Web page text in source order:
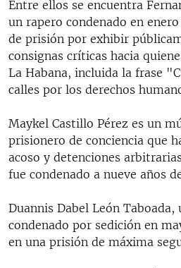
Entre ellos se encuentra
un rapero condenado en
de prisión por exhibir
consignas críticas hacia
La Habana, incluida la frase
calles por los derechos
Maykel Castillo Pérez es un
prisionero de conciencia que
acoso y detenciones
fue condenado a nueve años
Duannis Dabel León
condenado por sedición en
en una prisión de máxima